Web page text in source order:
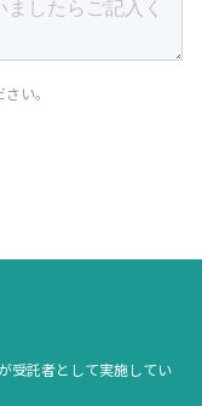
受託者として実施してい